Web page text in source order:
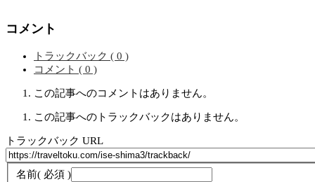
コメント
トラックバック ( 0 )
コメント ( 0 )
この記事へのコメントはありません。
この記事へのトラックバックはありません。
トラックバック URL
名前( 必須 )